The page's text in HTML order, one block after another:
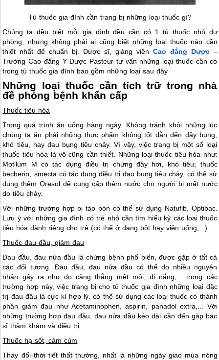
Tủ thuốc gia đình cần trang bị những loại thuốc gì?
Chúng ta đều biết mỗi gia đình đều cần có 1 tủ thuốc nhỏ dự
phòng, nhưng không phải ai cũng biết những loại thuốc nào cần
thiết nhất để chuẩn bị. Dược sĩ, giảng viên Cao đẳng Dược–
Trường Cao đẳng Y Dược Pasteur tư vấn những loại thuốc cần có
trong tủ thuốc gia đình bao gồm những loại sau đây
Những loại thuốc cần tích trữ trong nhà
đề phòng bệnh khẩn cấp
Thuốc tiêu hóa
Trong quá trình ăn uống hàng ngày. Không tránh khỏi những lúc
chúng ta ăn phải những thực phẩm không tốt dẫn đến đầy bụng,
khó tiêu, hay đau bụng tiêu chảy. Vì vậy, việc trang bị một số loại
thuốc tiêu hóa là vô cũng cần thiết. Những loại thuốc tiêu hóa như:
Motilum M có tác dụng điều trị chứng đầy hơi, khó tiêu; thuốc
becberin, smecta có tác đụng điều trị đau bụng tiêu chảy, có thể sử
dụng thêm Oresol để cung cấp thêm nước cho người bị mất nước
do tiêu chảy.
Với những trường hợp bị táo bón có thể sử dụng Natufib, Optibac.
Lưu ý với những gia đình có trẻ nhỏ cần tìm hiểu kỹ các loại thuốc
tiêu hóa dành riêng cho trẻ (có thể ở dạng bột hay viên uống,...).
Thuốc đau đầu, giảm đau
Đau đầu, đau nửa đầu là chứng bệnh phổ biến, được gặp ở tất cả
các đối tượng. Đau đầu, đau nửa đầu có thể do nhiều nguyên
nhân gây ra như do căng thẳng mệt mỏi, đi nắng,... trong các
trường hợp này, việc trang bị cho tủ thuốc gia đình những loại đặc
trị đau đầu là cực kì hợp lý. có thể sử dụng các loại thuốc có thành
phần giảm đau như Acetaminophen, aspirin, panadol extra,... Với
những trường hợp đau đầu, đau nửa đầu kéo dài cần đến gặp bác
sĩ thăm khám và điều trị.
Thuốc hạ sốt, cảm cúm
Thay đổi thời tiết thất thường, nhất là những ngày giao mùa nóng